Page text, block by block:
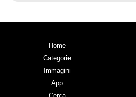
Home
Categorie
Immagini
App